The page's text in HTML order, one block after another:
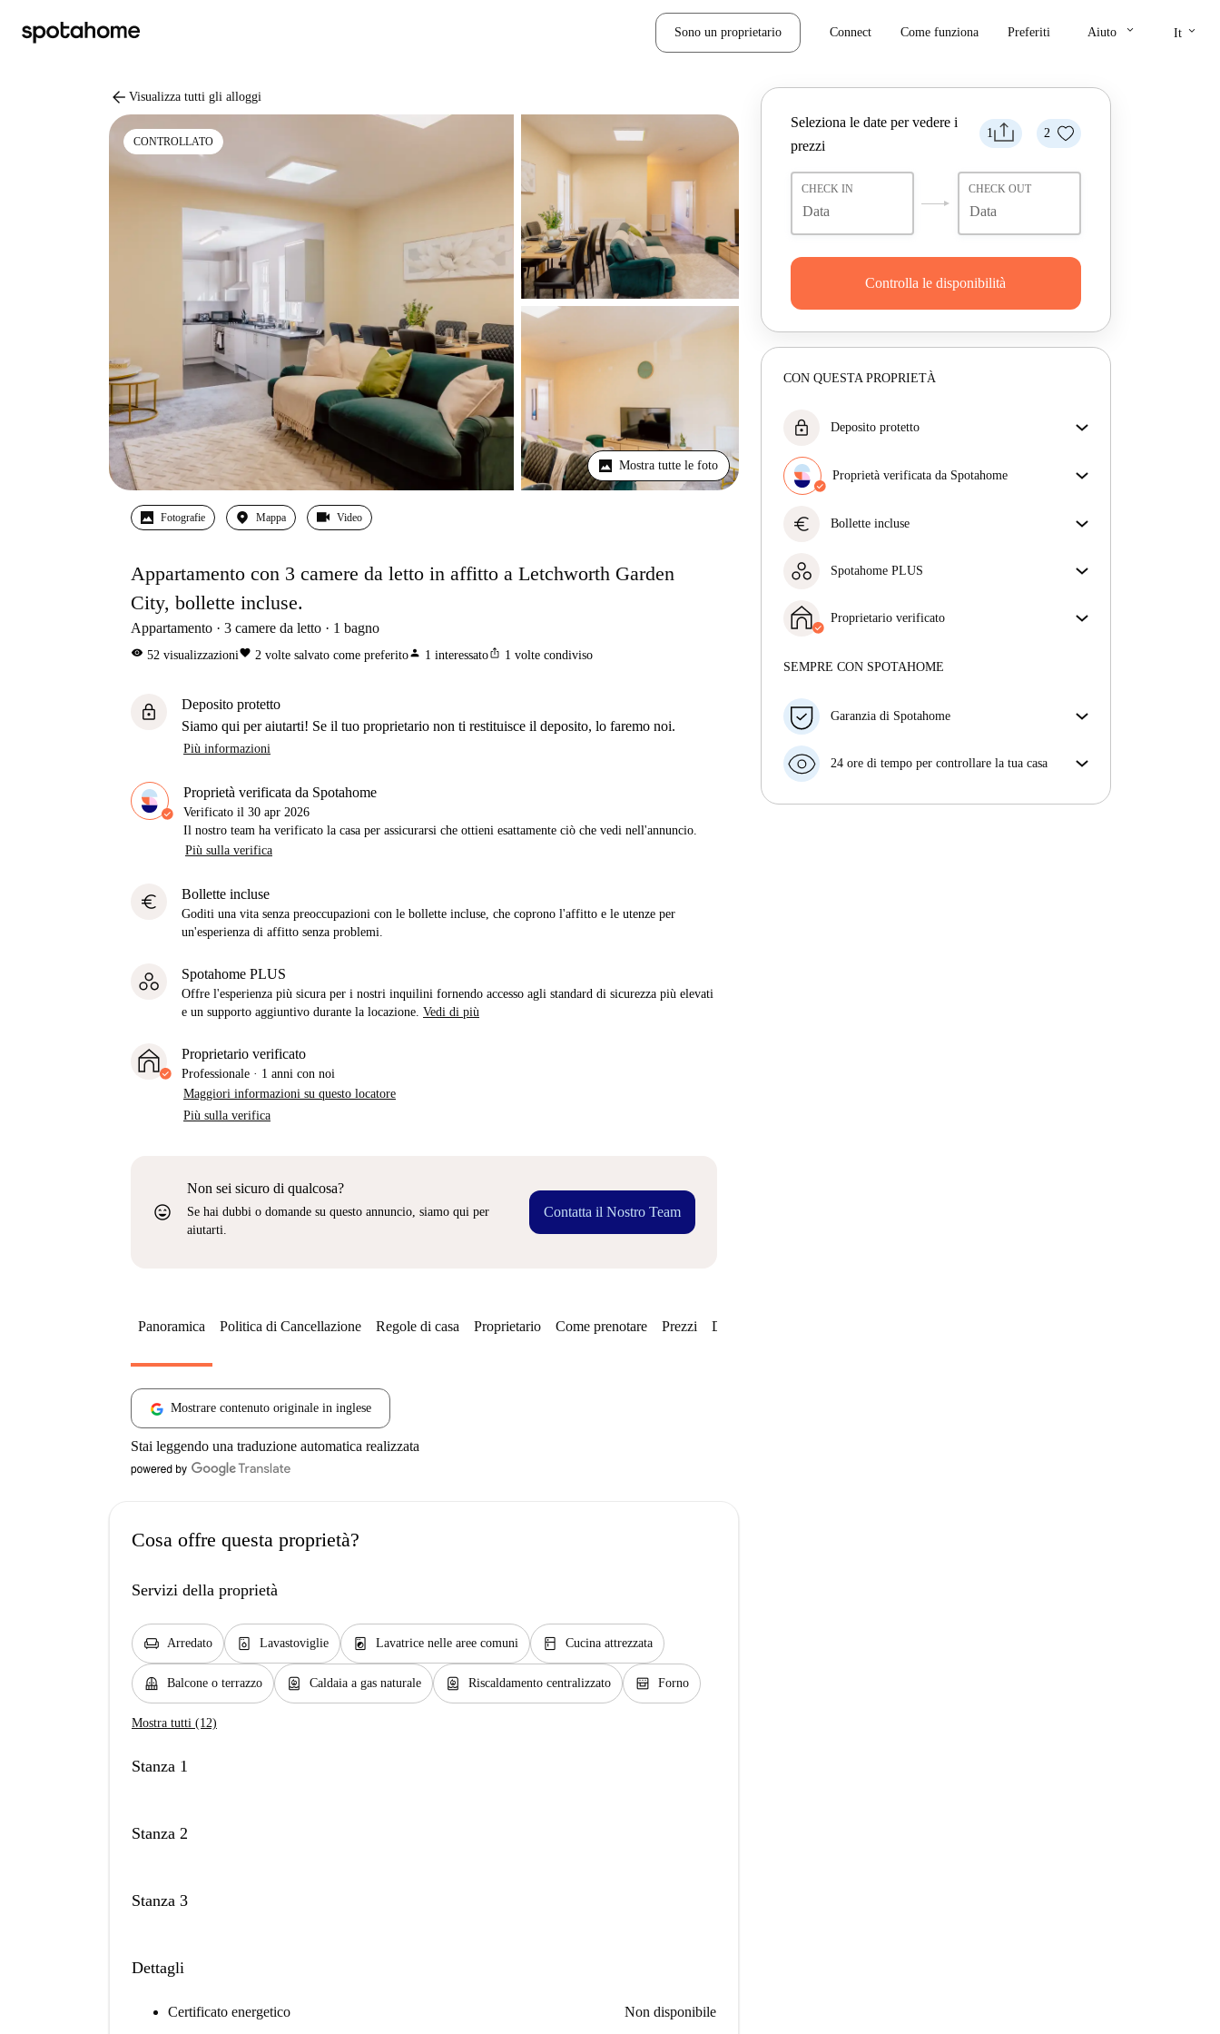
Sono un proprietario Connect Come funziona Preferiti Aiuto keyboard_arrow_down It keyboard_arrow_down
arrow_back Visualizza tutti gli alloggi
CONTROLLATO
Mostra tutte le foto
Fotografie Mappa Video
Appartamento con 3 camere da letto in affitto a Letchworth Garden
City, bollette incluse.
Appartamento 3 camere da letto 1 bagno
visibility 52 visualizzazionifavorite 2 volte salvato come preferitoperson 1 interessatoios_share 1 volte condiviso
lock
Deposito protetto
Siamo qui per aiutarti! Se il tuo proprietario non ti restituisce il deposito, lo faremo noi.
Più informazioni
Proprietà verificata da Spotahome
Verificato il 30 apr 2026
Il nostro team ha verificato la casa per assicurarsi che ottieni esattamente ciò che vedi nell'annuncio.
Più sulla verifica
euro Bollette incluse
Goditi una vita senza preoccupazioni con le bollette incluse, che coprono l'affitto e le utenze per
un'esperienza di affitto senza problemi.
Spotahome PLUS
Offre l'esperienza più sicura per i nostri inquilini fornendo accesso agli standard di sicurezza più elevati
e un supporto aggiuntivo durante la locazione. Vedi di più
Proprietario verificato
Professionale · 1 anni con noi
Maggiori informazioni su questo locatore
Più sulla verifica
sentiment_very_satisfied
Non sei sicuro di qualcosa?
Se hai dubbi o domande su questo annuncio, siamo qui per
aiutarti.
Contatta il Nostro Team
1 2
Seleziona le date per vedere i
prezzi
CHECK IN CHECK OUT
Controlla le disponibilità
CON QUESTA PROPRIETÀ
lock Deposito protetto
restituisce il deposito, lo faremo noi.
Più informazioni
Proprietà verificata da Spotahome
ottieni esattamente ciò che vedi nell'annuncio.
euro Bollette incluse
incluse, che coprono l'affitto e le utenze per
Spotahome PLUS
fornendo accesso agli standard di sicurezza più
elevati e un supporto aggiuntivo durante la
Proprietario verificato
Maggiori informazioni su questo locatore
SEMPRE CON SPOTAHOME
Garanzia di Spotahome
con breve preavviso, noi A) ti pagheremo un hotel e
B) ti rimborseremo totalmente
24 ore di tempo per controllare la tua casa
Panoramica Politica di Cancellazione Regole di casa Proprietario Come prenotare Prezzi Disponibilità
Mostrare contenuto originale in inglese
Stai leggendo una traduzione automatica realizzata
Cosa offre questa proprietà?
Servizi della proprietà
chair Arredato dishwasher_gen Lavastoviglie local_laundry_service Lavatrice nelle aree comuni kitchen Cucina attrezzata
balcony Balcone o terrazzo water_heater Caldaia a gas naturale water_heater Riscaldamento centralizzato oven_gen Forno
Mostra tutti (12)
Stanza 1
Stanza 2
Stanza 3
Dettagli
Certificato energetico Non disponibile